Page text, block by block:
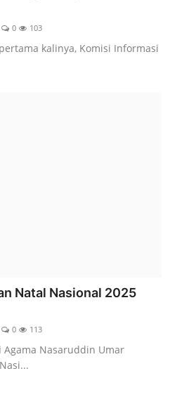
0 103
kalinya, Komisi Informasi
Natal Nasional 2025
0 113
Nasaruddin Umar